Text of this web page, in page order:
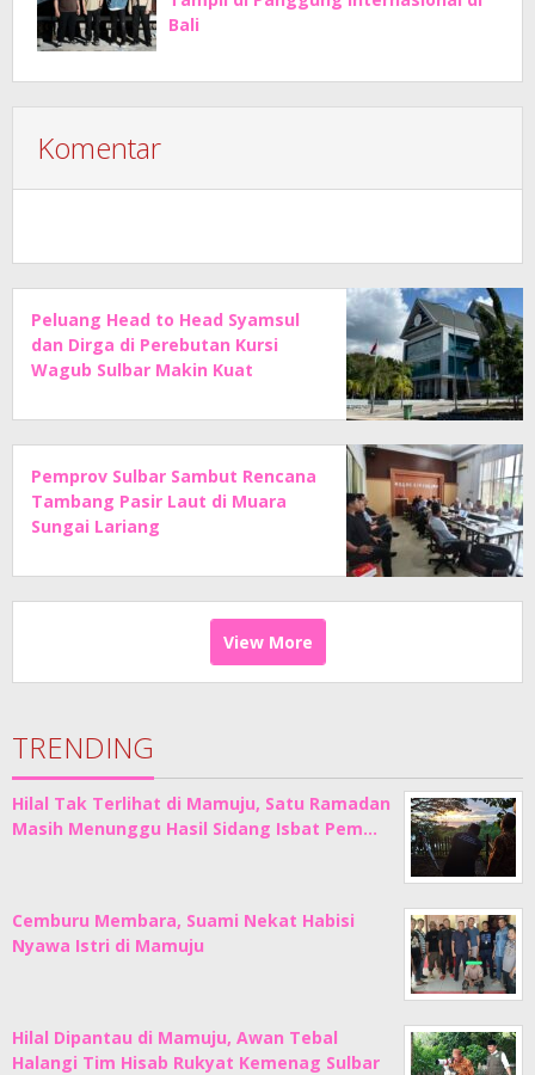
Bali
Komentar
Peluang Head to Head Syamsul
dan Dirga di Perebutan Kursi
Wagub Sulbar Makin Kuat
Pemprov Sulbar Sambut Rencana
Tambang Pasir Laut di Muara
Sungai Lariang
View More
TRENDING
Hilal Tak Terlihat di Mamuju, Satu Ramadan
Masih Menunggu Hasil Sidang Isbat Pem…
Cemburu Membara, Suami Nekat Habisi
Nyawa Istri di Mamuju
Hilal Dipantau di Mamuju, Awan Tebal
Halangi Tim Hisab Rukyat Kemenag Sulbar